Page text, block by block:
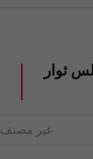
ثوار
غير مصنف